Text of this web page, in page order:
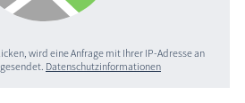
wird eine Anfrage mit Ihrer IP-Adresse an
Datenschutzinformationen